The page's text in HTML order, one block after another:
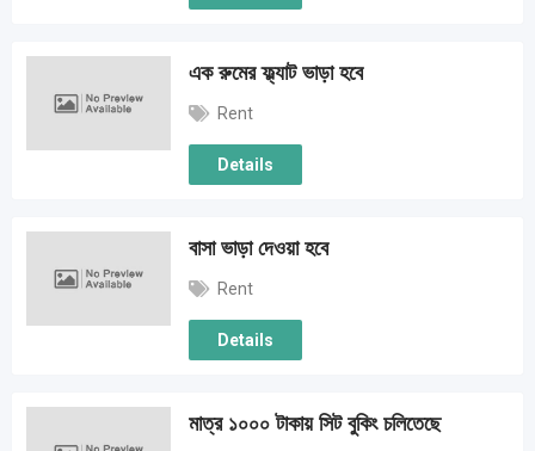
এক রুমের ফ্ল্যাট ভাড়া হবে
Rent
Details
বাসা ভাড়া দেওয়া হবে
Rent
Details
মাত্র ১০০০ টাকায় সিট বুকিং চলিতেছে